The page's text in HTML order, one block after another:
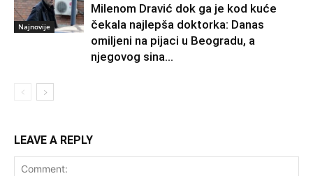
Najnovije
Milenom Dravić dok ga je kod kuće
čekala najlepša doktorka: Danas
omiljeni na pijaci u Beogradu, a
njegovog sina...
LEAVE A REPLY